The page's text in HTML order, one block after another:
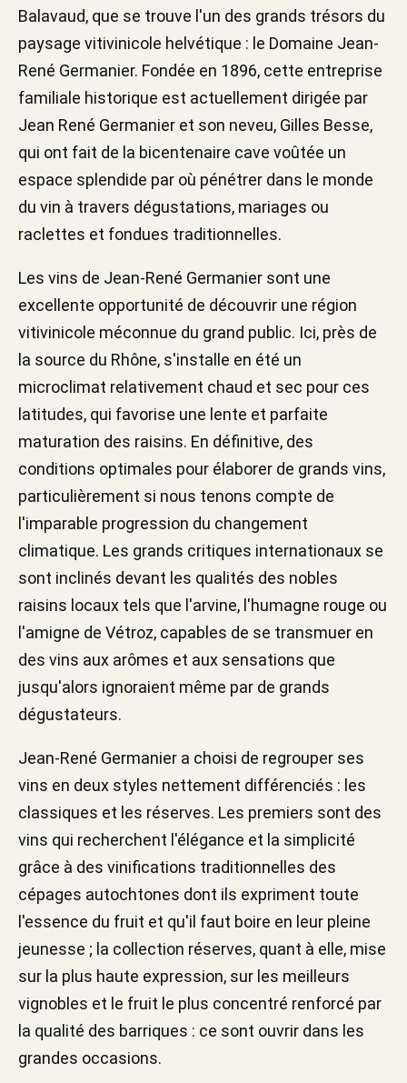
Balavaud, que se trouve l'un des grands trésors du
paysage vitivinicole helvétique : le Domaine Jean-
René Germanier. Fondée en 1896, cette entreprise
familiale historique est actuellement dirigée par
Jean René Germanier et son neveu, Gilles Besse,
qui ont fait de la bicentenaire cave voûtée un
espace splendide par où pénétrer dans le monde
du vin à travers dégustations, mariages ou
raclettes et fondues traditionnelles.
Les vins de Jean-René Germanier sont une
excellente opportunité de découvrir une région
vitivinicole méconnue du grand public. Ici, près de
la source du Rhône, s'installe en été un
microclimat relativement chaud et sec pour ces
latitudes, qui favorise une lente et parfaite
maturation des raisins. En définitive, des
conditions optimales pour élaborer de grands vins,
particulièrement si nous tenons compte de
l'imparable progression du changement
climatique. Les grands critiques internationaux se
sont inclinés devant les qualités des nobles
raisins locaux tels que l'arvine, l'humagne rouge ou
l'amigne de Vétroz, capables de se transmuer en
des vins aux arômes et aux sensations que
jusqu'alors ignoraient même par de grands
dégustateurs.
Jean-René Germanier a choisi de regrouper ses
vins en deux styles nettement différenciés : les
classiques et les réserves. Les premiers sont des
vins qui recherchent l'élégance et la simplicité
grâce à des vinifications traditionnelles des
cépages autochtones dont ils expriment toute
l'essence du fruit et qu'il faut boire en leur pleine
jeunesse ; la collection réserves, quant à elle, mise
sur la plus haute expression, sur les meilleurs
vignobles et le fruit le plus concentré renforcé par
la qualité des barriques : ce sont ouvrir dans les
grandes occasions.